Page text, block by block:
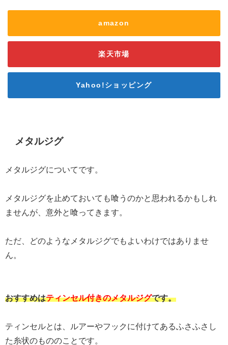
amazon
楽天市場
Yahoo!ショッピング
メタルジグ
メタルジグについてです。
メタルジグを止めておいても喰うのかと思われるかもしれ
ませんが、意外と喰ってきます。
ただ、どのようなメタルジグでもよいわけではありませ
ん。
おすすめはティンセル付きのメタルジグです。
ティンセルとは、ルアーやフックに付けてあるふさふさし
た糸状のもののことです。